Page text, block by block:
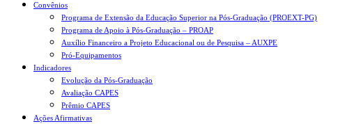
Convênios
Programa de Extensão da Educação Superior na Pós-Graduação (PROEXT-PG)
Programa de Apoio à Pós-Graduação – PROAP
Auxílio Financeiro a Projeto Educacional ou de Pesquisa – AUXPE
Pró-Equipamentos
Indicadores
Evolução da Pós-Graduação
Avaliação CAPES
Prêmio CAPES
Ações Afirmativas